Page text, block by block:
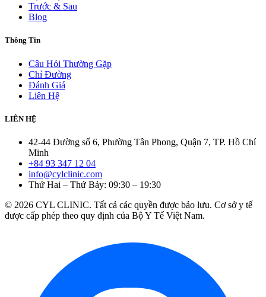
Trước & Sau
Blog
Thông Tin
Câu Hỏi Thường Gặp
Chỉ Đường
Đánh Giá
Liên Hệ
LIÊN HỆ
42-44 Đường số 6, Phường Tân Phong, Quận 7, TP. Hồ Chí
Minh
+84 93 347 12 04
info@cylclinic.com
Thứ Hai – Thứ Bảy: 09:30 – 19:30
© 2026 CYL CLINIC. Tất cả các quyền được bảo lưu. Cơ sở y tế
được cấp phép theo quy định của Bộ Y Tế Việt Nam.